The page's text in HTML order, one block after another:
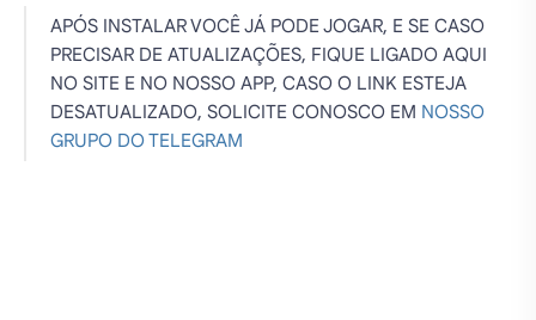
APÓS INSTALAR VOCÊ JÁ PODE JOGAR, E SE CASO
PRECISAR DE ATUALIZAÇÕES, FIQUE LIGADO AQUI
NO SITE E NO NOSSO APP, CASO O LINK ESTEJA
DESATUALIZADO, SOLICITE CONOSCO EM NOSSO
GRUPO DO TELEGRAM